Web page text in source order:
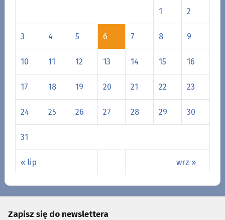
« lip wrz »
1 2
3 4 5 6 7 8 9
10 11 12 13 14 15 16
17 18 19 20 21 22 23
24 25 26 27 28 29 30
31
Zapisz się do newslettera